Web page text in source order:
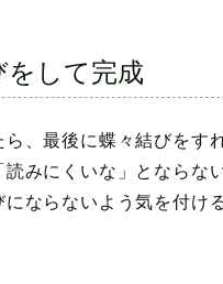
をして完成
、最後に蝶々結びをす
みにくいな」とならな
ならないよう気を付け